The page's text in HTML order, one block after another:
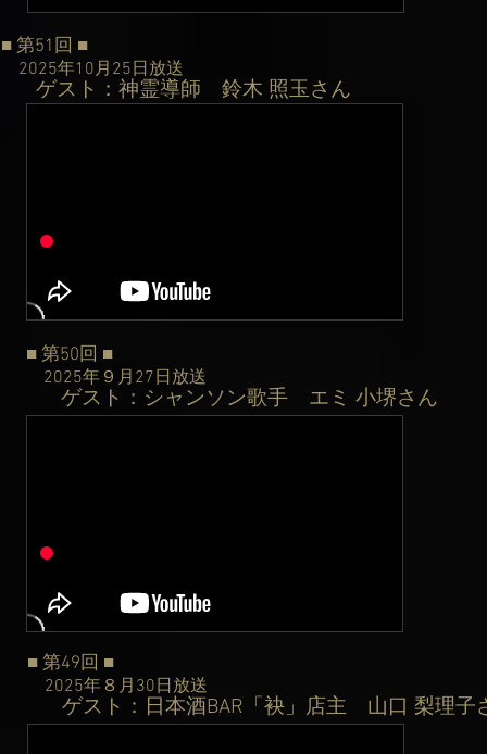
■ 第51 回 ■
2025年10月25日 放送
ゲスト：神霊導師 鈴木 照玉さん
■ 第50回 ■
2025年９月27日 放送
ゲスト：シャンソン歌手 エミ 小堺さん
■ 第49回 ■
2025年８月30日 放送
ゲスト：日本酒BAR「袂」店主 山口 梨理子